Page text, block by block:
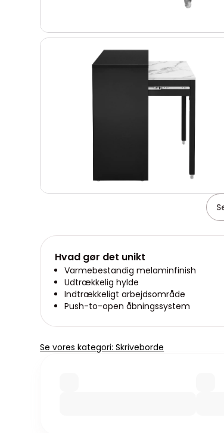
Hvad gør det unikt
Varmebestandig melaminfinish
Udtrækkelig hylde
Indtrækkeligt arbejdsområde
Push-to-open åbningssystem
Se vores kategori: Skriveborde